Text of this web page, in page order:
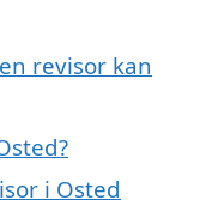
revisor kan
i Osted